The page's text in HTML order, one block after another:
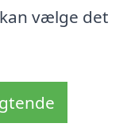
vælge det